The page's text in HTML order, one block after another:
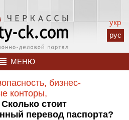
укр
рус
МЕНЮ
бизнес-
конторы,
Сколько стоит
перевод паспорта?